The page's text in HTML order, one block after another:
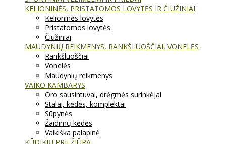
KELIONINĖS, PRISTATOMOS LOVYTĖS IR ČIUŽINIAI
Kelioninės lovytės
Pristatomos lovytės
Čiužiniai
MAUDYNIŲ REIKMENYS, RANKŠLUOŠČIAI, VONELĖS
Rankšluoščiai
Vonelės
Maudynių reikmenys
VAIKO KAMBARYS
Oro sausintuvai, drėgmės surinkėjai
Stalai, kėdės, komplektai
Sūpynės
Žaidimų kėdės
Vaikiška palapinė
KŪDIKIŲ PRIEŽIŪRA